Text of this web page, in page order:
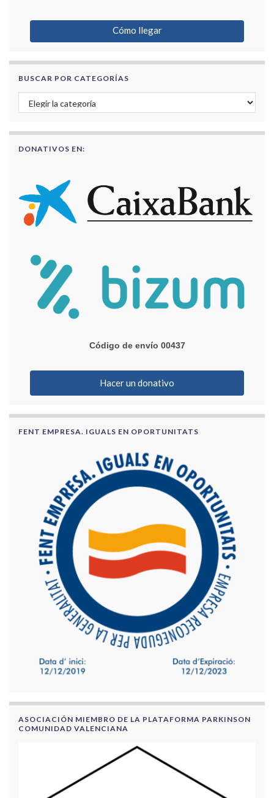
Cómo llegar
BUSCAR POR CATEGORÍAS
Buscar por categorías
DONATIVOS EN:
Código de envío 00437
Hacer un donativo
FENT EMPRESA. IGUALS EN OPORTUNITATS
ASOCIACIÓN MIEMBRO DE LA PLATAFORMA PARKINSON
COMUNIDAD VALENCIANA